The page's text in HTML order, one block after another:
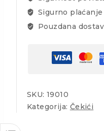
Sigurno plaćanje
Pouzdana
SKU: 19010
Kategorija: Čekići